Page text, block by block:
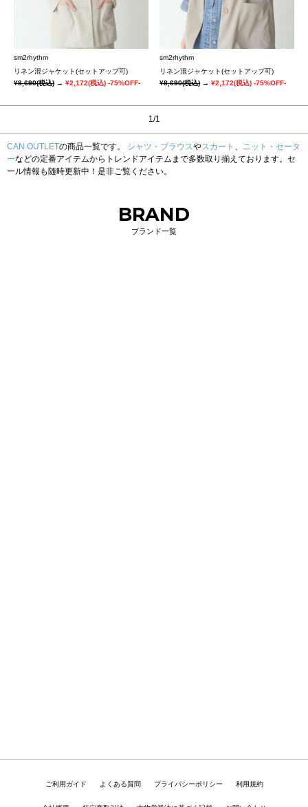
sm2rhythm
リネン混ジャケット(セットアップ可)
¥8,690(税込) → ¥2,172(税込) -75%OFF-
sm2rhythm
リネン混ジャケット(セットアップ可)
¥8,690(税込)→¥2,172(税込) -75%OFF-
1/1
CAN OUTLETの商品一覧です。 シャツ・ブラウスやスカート 、 ニット・セータ
ーなどの定番アイテムからトレンドアイテムまで多数取り揃えております。セ
ール情報も随時更新中！是非ご覧ください。
BRAND
ブランド一覧
ご利用ガイド よくある質問 プライバシーポリシー 利用規約